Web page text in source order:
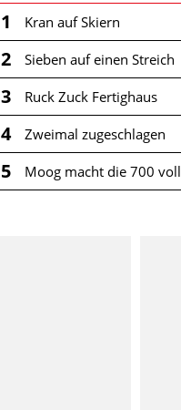
1 Kran auf Skiern
2 Sieben auf einen Streich
3 Ruck Zuck Fertighaus
4 Zweimal zugeschlagen
5 Moog macht die 700 voll